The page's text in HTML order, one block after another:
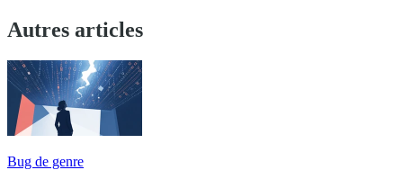
Autres articles
Bug de genre